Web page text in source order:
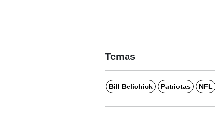
Temas
Bill Belichick Patriotas NFL